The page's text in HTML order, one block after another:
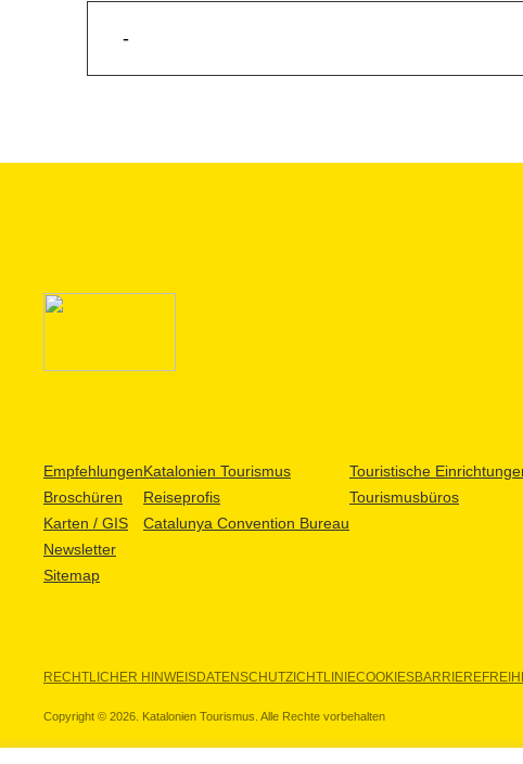
-
Empfehlungen
Broschüren
Karten / GIS
Newsletter
Sitemap
Katalonien Tourismus
Reiseprofis
Catalunya Convention Bureau
Touristische
Tourismusbüros
RECHTLICHER HINWEISDATENSCHUTZICHTLINIECOOKIES
Copyright © 2026. Katalonien Tourismus. Alle Rechte vorbehalten